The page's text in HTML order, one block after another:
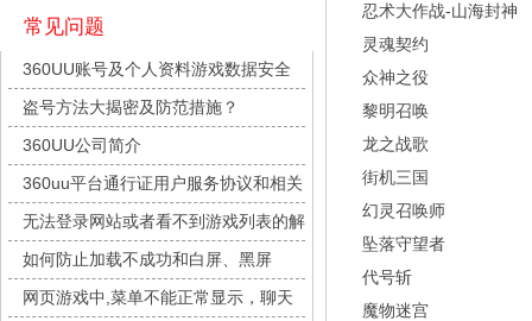
城防三国志
每日新服
今日 10:00点
九梦仙域
每日新服
今日 10:00点
豌豆大作战
每日新服
灵魂序章
每日新服
今日 10:00点
冒险守护
每日新服
今日 10:00点
绝地苍穹
每日新服
今日 10:00点
代号斩
每日新服
今日 10:00点
常见问题
360UU账号及个人资料游戏数据安全
盗号方法大揭密及防范措施？
360UU公司简介
360uu平台通行证用户服务协议和相关
的条款和条件
无法登录网站或者看不到游戏列表的解
决方法
如何防止加载不成功和白屏、黑屏
网页游戏中,菜单不能正常显示，聊天
忍术大作战-山海封神
灵魂契约
众神之役
黎明召唤
龙之战歌
街机三国
幻灵召唤师
坠落守望者
代号斩
魔物迷宫